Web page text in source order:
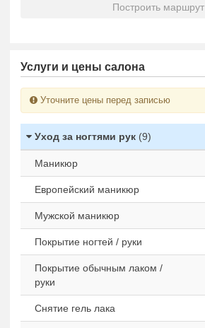
Построить маршрут
Услуги и цены салона
Уточните цены перед записью
Уход за ногтями рук (9)
Маникюр
Европейский маникюр
Мужской маникюр
Покрытие ногтей / руки
Покрытие обычным лаком /
руки
Снятие гель лака